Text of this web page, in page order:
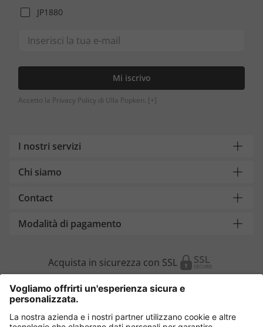
JP1880
Mi iscrivo
Accetto la Privacy Policy di Ulla Popken. [+]
I nostri servizi
Chi siamo
Contact
Modalità di pagamento
Acquista in sicurezza con SSL
Cambia Paese